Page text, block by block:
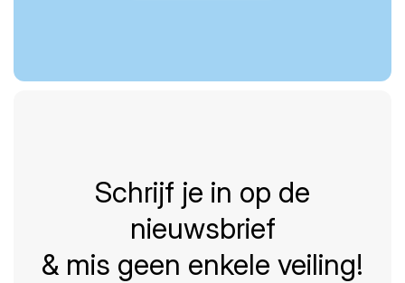
Schrijf je in op de
nieuwsbrief
& mis geen enkele veiling!